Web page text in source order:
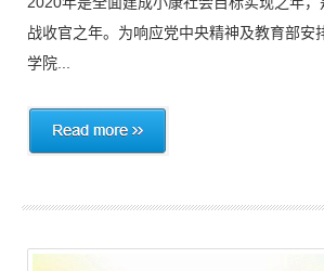
战收官之年。为响应党中央精神及教育部安
学院...